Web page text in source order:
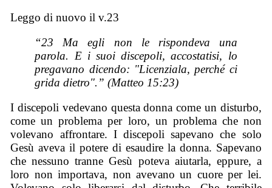
Leggo di nuovo il v.23
“23 Ma egli non le rispondeva una
parola. E i suoi discepoli, accostatisi, lo
pregavano dicendo: "Licenziala, perché ci
grida dietro".” (Matteo 15:23)
I discepoli vedevano questa donna come un disturbo,
come un problema per loro, un problema che non
volevano affrontare. I discepoli sapevano che solo
Gesù aveva il potere di esaudire la donna. Sapevano
che nessuno tranne Gesù poteva aiutarla, eppure, a
loro non importava, non avevano un cuore per lei.